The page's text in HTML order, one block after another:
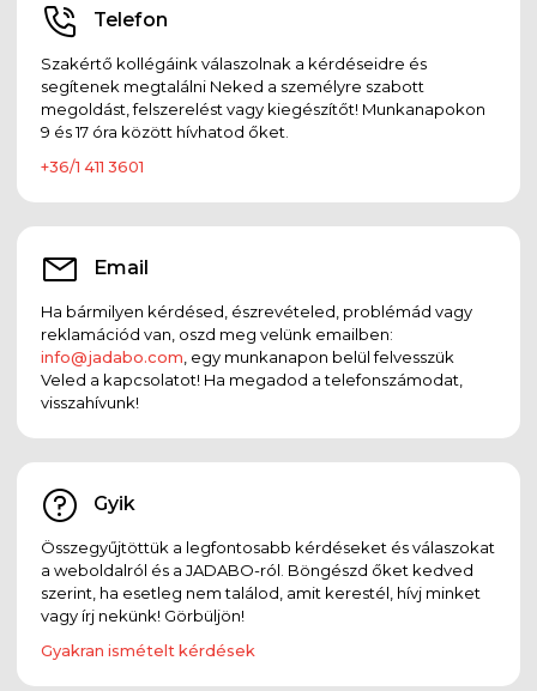
Telefon
Szakértő kollégáink válaszolnak a kérdéseidre és
segítenek megtalálni Neked a személyre szabott
megoldást, felszerelést vagy kiegészítőt! Munkanapokon
9 és 17 óra között hívhatod őket.
+36/1 411 3601
Email
Ha bármilyen kérdésed, észrevételed, problémád vagy
reklamációd van, oszd meg velünk emailben:
info@jadabo.com , egy munkanapon belül felvesszük
Veled a kapcsolatot! Ha megadod a telefonszámodat,
visszahívunk!
Gyik
Összegyűjtöttük a legfontosabb kérdéseket és válaszokat
a weboldalról és a JADABO-ról. Böngészd őket kedved
szerint, ha esetleg nem találod, amit kerestél, hívj minket
vagy írj nekünk! Görbüljön!
Gyakran ismételt kérdések